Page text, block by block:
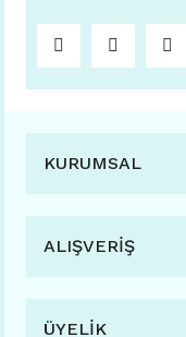
KURUMSAL
ALIŞVERİŞ
ÜYELİK